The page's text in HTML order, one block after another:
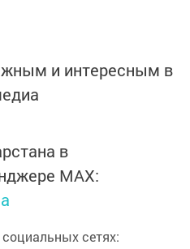
и интересным в
в
MАХ:
сетях: